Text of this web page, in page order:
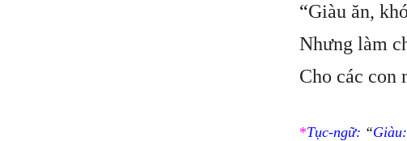
“Giàu ăn,
Nhưng làm
Cho các con
*Tục-ngữ: “